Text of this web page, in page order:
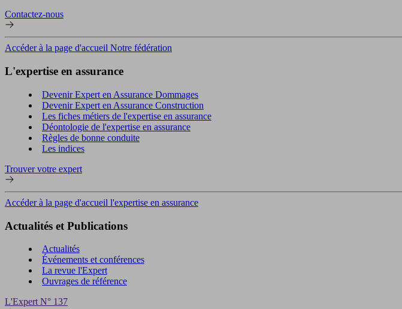
Contactez-nous
Accéder à la page d'accueil Notre fédération
L'expertise en assurance
Devenir Expert en Assurance Dommages
Devenir Expert en Assurance Construction
Les fiches métiers de l'expertise en assurance
Déontologie de l'expertise en assurance
Règles de bonne conduite
Les indices
Trouver votre expert
Accéder à la page d'accueil l'expertise en assurance
Actualités et Publications
Actualités
Événements et conférences
La revue l'Expert
Ouvrages de référence
L'Expert N° 137